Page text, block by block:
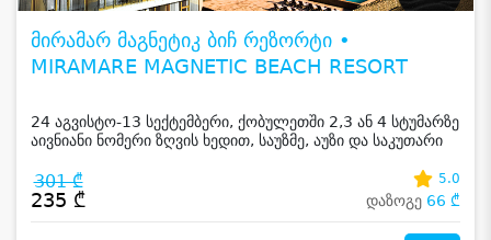
მირამარ მაგნეტიკ ბიჩ რეზორტი •
MIRAMARE MAGNETIC BEACH RESORT
24 აგვისტო-13 სექტემბერი, ქობულეთში 2,3 ან 4 სტუმარზე
აივნიანი ნომერი ზღვის ხედით, საუზმე, აუზი და საკუთარი
301 ₾
235 ₾
5.0
დაზოგე 66 ₾